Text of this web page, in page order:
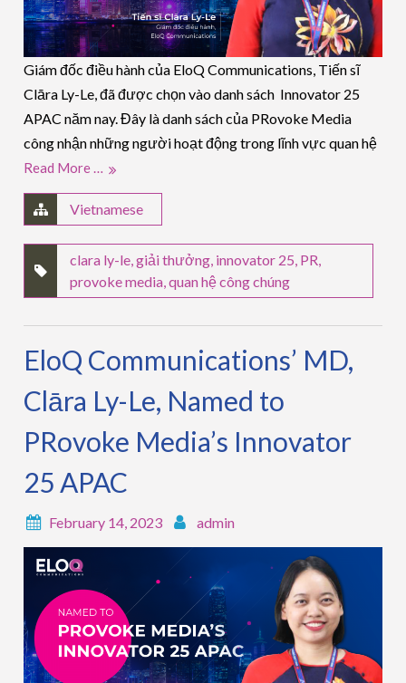
Giám đốc điều hành của EloQ Communications, Tiến sĩ
Clāra Ly-Le, đã được chọn vào danh sách Innovator 25
APAC năm nay. Đây là danh sách của PRovoke Media
công nhận những người hoạt động trong lĩnh vực quan hệ
Read More …
Vietnamese
clara ly-le,giải thưởng, innovator 25, PR,
provoke media,quan hệ công chúng
EloQ Communications’ MD,
Clāra Ly-Le, Named to
PRovoke Media’s Innovator
25 APAC
February 14, 2023 admin